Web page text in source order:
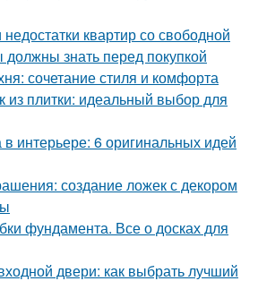
квартир со свободной
должны знать перед покупкой
сочетание стиля и комфорта
из плитки: идеальный выбор для
в интерьере: 6 оригинальных идей
создание ложек с декором
фундамента. Все о досках для
двери: как выбрать лучший